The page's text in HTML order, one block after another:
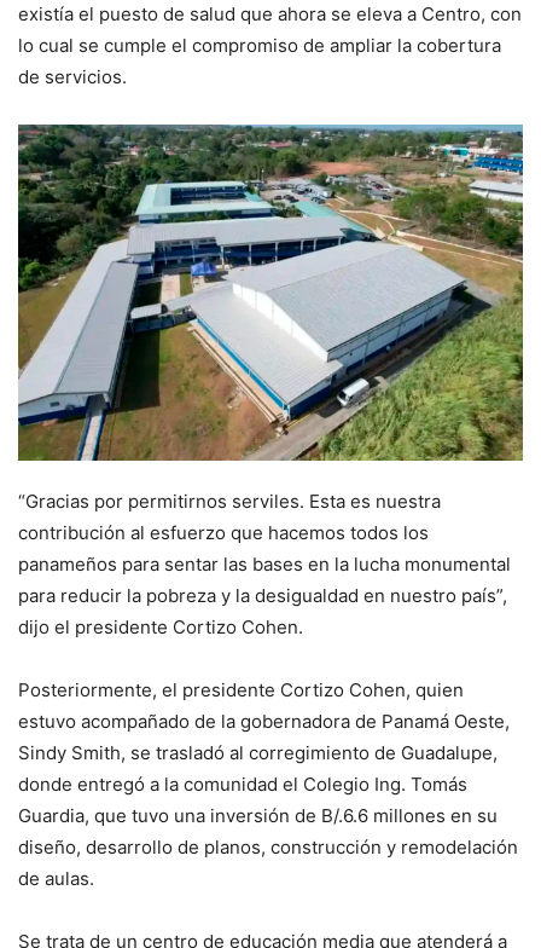
existía el puesto de salud que ahora se eleva a Centro, con
lo cual se cumple el compromiso de ampliar la cobertura
de servicios.
“Gracias por permitirnos serviles. Esta es nuestra
contribución al esfuerzo que hacemos todos los
panameños para sentar las bases en la lucha monumental
para reducir la pobreza y la desigualdad en nuestro país”,
dijo el presidente Cortizo Cohen.
Posteriormente, el presidente Cortizo Cohen, quien
estuvo acompañado de la gobernadora de Panamá Oeste,
Sindy Smith, se trasladó al corregimiento de Guadalupe,
donde entregó a la comunidad el Colegio Ing. Tomás
Guardia, que tuvo una inversión de B/.6.6 millones en su
diseño, desarrollo de planos, construcción y remodelación
de aulas.
Se trata de un centro de educación media que atenderá a